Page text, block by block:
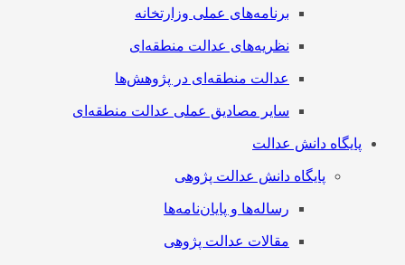
برنامه‌های عملی وزارتخانه
نظریه‌های عدالت منطقه‌ای
عدالت منطقه‌ای در پژوهش‌ها
سایر مصادیق عملی عدالت منطقه‌ای
پایگاه دانش عدالت
پایگاه دانش عدالت پژوهی
رساله‌ها و پایان‌نامه‌ها
مقالات عدالت پژوهی